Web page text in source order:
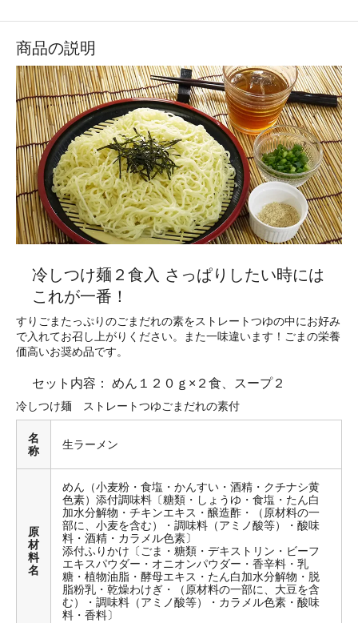
商品の説明
冷しつけ麺２食入 さっぱりしたい時には
これが一番！
すりごまたっぷりのごまだれの素をストレートつゆの中にお好み
で入れてお召し上がりください。また一味違います！ごまの栄養
価高いお奨め品です。
セット内容： めん１２０ｇ×２食、スープ２
冷しつけ麺 ストレートつゆごまだれの素付
名
称
生ラーメン
原
材
料
名
めん（小麦粉・食塩・かんすい・酒精・クチナシ黄
色素）添付調味料〔糖類・しょうゆ・食塩・たん白
加水分解物・チキンエキス・醸造酢・（原材料の一
部に、小麦を含む）・調味料（アミノ酸等）・酸味
料・酒精・カラメル色素〕
添付ふりかけ〔ごま・糖類・デキストリン・ビーフ
エキスパウダー・オニオンパウダー・香辛料・乳
糖・植物油脂・酵母エキス・たん白加水分解物・脱
脂粉乳・乾燥わけぎ・（原材料の一部に、大豆を含
む）・調味料（アミノ酸等）・カラメル色素・酸味
料・香料〕